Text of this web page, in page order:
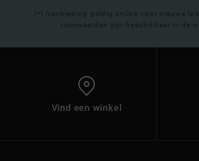
(*) Aanbieding geldig online voor nieuwe
voorwaarden zijn beschikbaar in de
Vind een winkel